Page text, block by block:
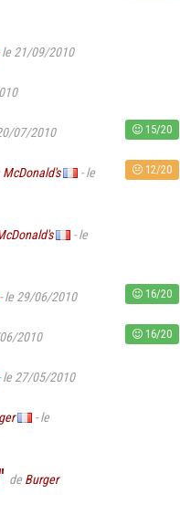
le 21/09/2010
07/2010 15/20
McDonald's
- le
12/20
- le
- le 29/06/2010 16/20
2010 16/20
le 27/05/2010
- le
de Burger